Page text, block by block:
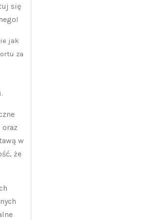
się
jak
za
w
że